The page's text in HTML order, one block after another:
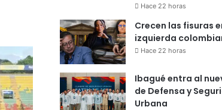
Hace 22 horas
Crecen las fisuras
izquierda
Hace 22 horas
Ibagué entra al
de Defensa y
Urbana